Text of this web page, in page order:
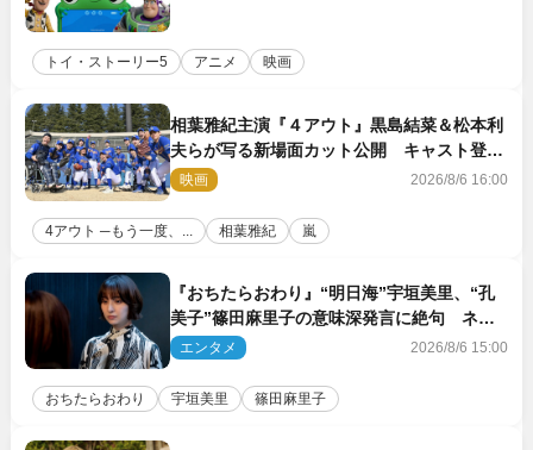
トイ・ストーリー5 アニメ 映画
相葉雅紀主演『４アウト』黒島結菜＆松本利
夫らが写る新場面カット公開 キャスト登壇
イベントも決定
映画 2026/8/6 16:00
4アウト ─もう一度、... 相葉雅紀 嵐
『おちたらおわり』“明日海”宇垣美里、“孔
美子”篠田麻里子の意味深発言に絶句 ネッ
ト驚き「まさか」「意外な展開」
エンタメ 2026/8/6 15:00
おちたらおわり 宇垣美里 篠田麻里子